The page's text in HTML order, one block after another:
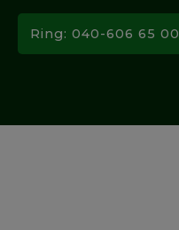
Ring: 040-606 65 00